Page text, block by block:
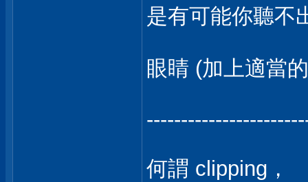
是有可能你聽不
眼睛 (加上適當
何謂 clipping，